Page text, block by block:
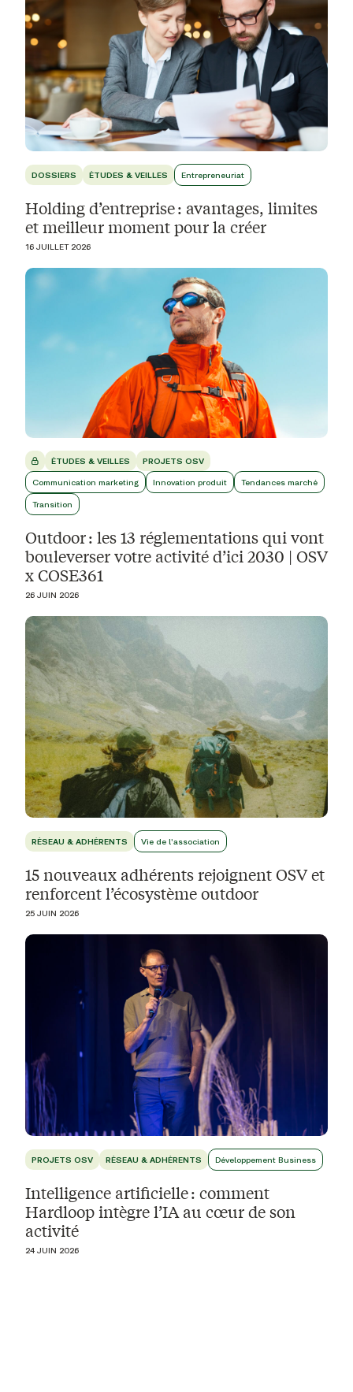
DOSSIERS ÉTUDES & VEILLES Entrepreneuriat
Holding d’entreprise : avantages, limites
et meilleur moment pour la créer
16 JUILLET 2026
ÉTUDES & VEILLES PROJETS OSV
Communication marketing Innovation produit Tendances marché
Transition
Outdoor : les 13 réglementations qui vont
bouleverser votre activité d’ici 2030 | OSV
x COSE361
26 JUIN 2026
RÉSEAU & ADHÉRENTS Vie de l'association
15 nouveaux adhérents rejoignent OSV et
renforcent l’écosystème outdoor
25 JUIN 2026
PROJETS OSV RÉSEAU & ADHÉRENTS Développement Business
Intelligence artificielle : comment
Hardloop intègre l’IA au cœur de son
activité
24 JUIN 2026